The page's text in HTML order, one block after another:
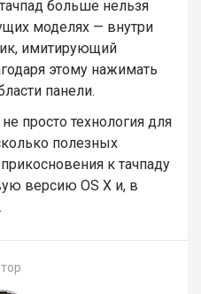
больше нельзя
моделях — внутри
имитирующий
этому нажимать
панели.
не просто технология для
полезных
к тачпаду
версию OS X и, в
.